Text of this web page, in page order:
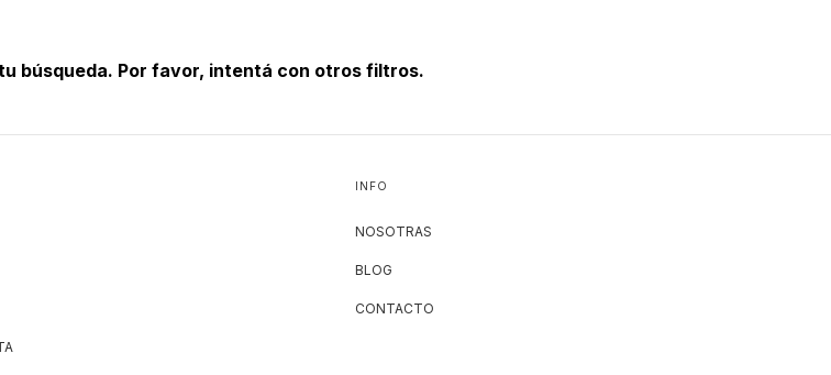
búsqueda. Por favor, intentá con otros filtros.
INFO
NOSOTRAS
BLOG
CONTACTO